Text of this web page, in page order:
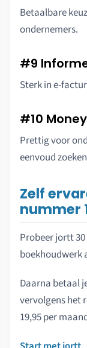
Betaalbare
ondernemers.
#9
Sterk in e-
#10
Prettig voor
eenvoud
Zelf
nummer
Probeer jortt
boekhoudwerk
Daarna betaal
vervolgens het
19,95 per